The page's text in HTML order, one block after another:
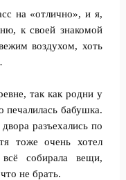
на «отлично», и я,
к своей знакомой
воздухом, хоть
так как родни у
печалилась бабушка.
разъехались по
тоже очень хотел
собирала вещи,
не брать.